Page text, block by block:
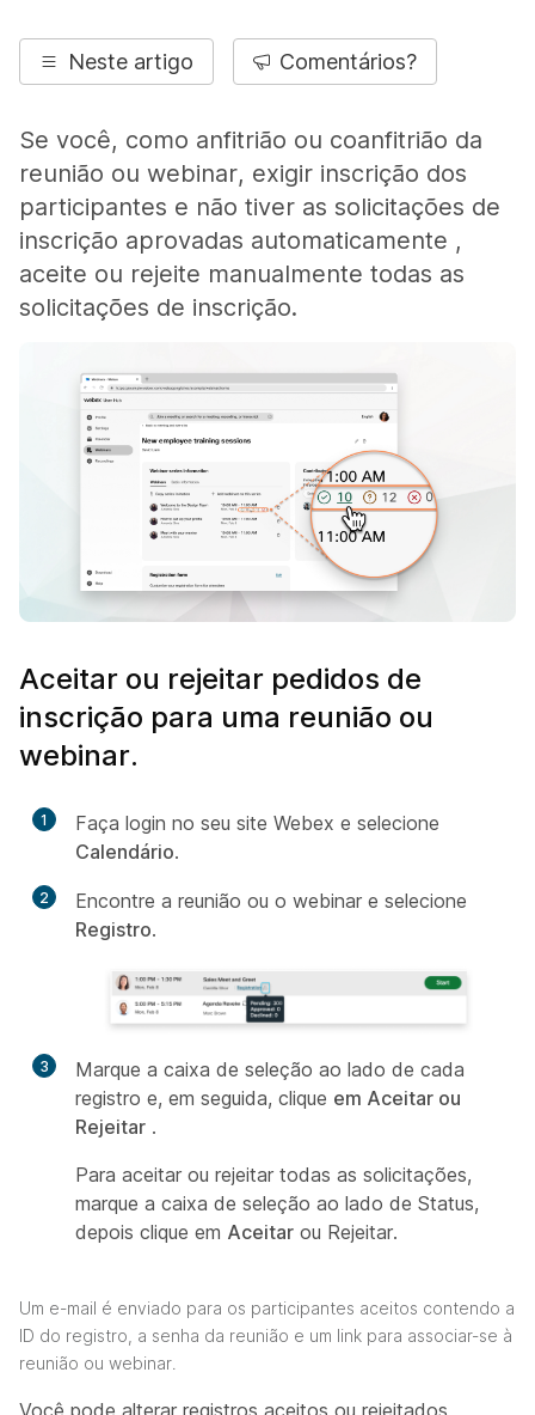
Neste artigo Comentários?
Se você, como anfitrião ou coanfitrião da
reunião ou webinar, exigir inscrição dos
participantes e não tiver as solicitações de
inscrição aprovadas automaticamente ,
aceite ou rejeite manualmente todas as
solicitações de inscrição.
Aceitar ou rejeitar pedidos de
inscrição para uma reunião ou
webinar.
1
Faça login no seu site Webex e selecione
Calendário.
2
Encontre a reunião ou o webinar e selecione
Registro.
3
Marque a caixa de seleção ao lado de cada
registro e, em seguida, clique em Aceitar ou
Rejeitar .
Para aceitar ou rejeitar todas as solicitações,
marque a caixa de seleção ao lado de Status,
depois clique em Aceitar ou Rejeitar.
Um e-mail é enviado para os participantes aceitos contendo a
ID do registro, a senha da reunião e um link para associar-se à
reunião ou webinar.
Você pode alterar registros aceitos ou rejeitados